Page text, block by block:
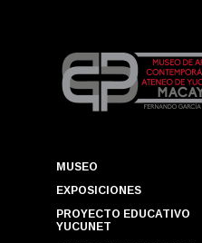
MUSEO
EXPOSICIONES
PROYECTO EDUCATIVO
YUCUNET